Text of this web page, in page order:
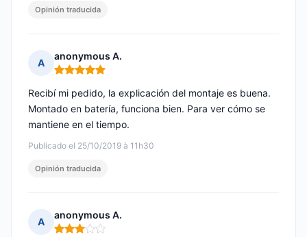
Opinión traducida
A
anonymous A.
Nota: 5 de 5
Publicado el 25/10/2019 à 11h30
Recibí mi pedido, la explicación del montaje es buena.
Montado en batería, funciona bien. Para ver cómo se
mantiene en el tiempo.
Opinión traducida
A
anonymous A.
Nota: 3 de 5